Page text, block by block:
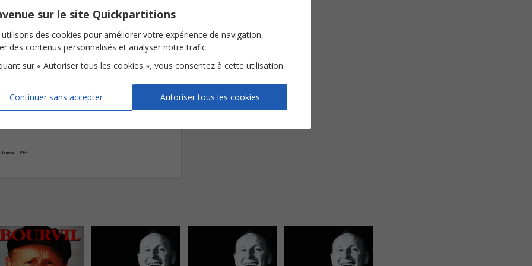
- 1967
te
- ment
G
-
4° fois FIN
  
 

 


   
  
sur le site Quickpartitions
des cookies pour améliorer votre expérience de navigation,
des contenus personnalisés et analyser notre trafic.
sur « Autoriser tous les cookies », vous consentez à cette utilisation.
Continuer sans accepter Autoriser tous les cookies